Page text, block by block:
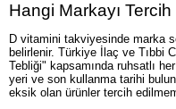
Hangi Markayı
D vitamini takviyesinde marka
belirlenir. Türkiye İlaç ve Tıbbi
Tebliği" kapsamında ruhsatlı
yeri ve son kullanma tarihi
eksik olan ürünler tercih